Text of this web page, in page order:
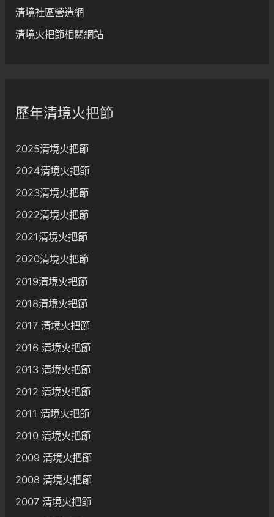
清境社區營造網
清境火把節相關網站
歷年清境火把節
2025清境火把節
2024清境火把節
2023清境火把節
2022清境火把節
2021清境火把節
2020清境火把節
2019清境火把節
2018清境火把節
2017 清境火把節
2016 清境火把節
2013 清境火把節
2012 清境火把節
2011 清境火把節
2010 清境火把節
2009 清境火把節
2008 清境火把節
2007 清境火把節